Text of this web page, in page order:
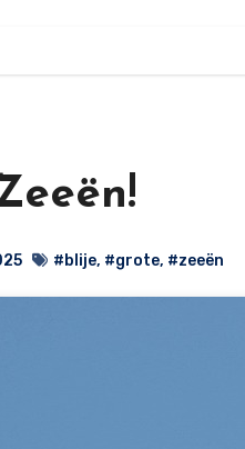
#blije, #grote, #zeeën